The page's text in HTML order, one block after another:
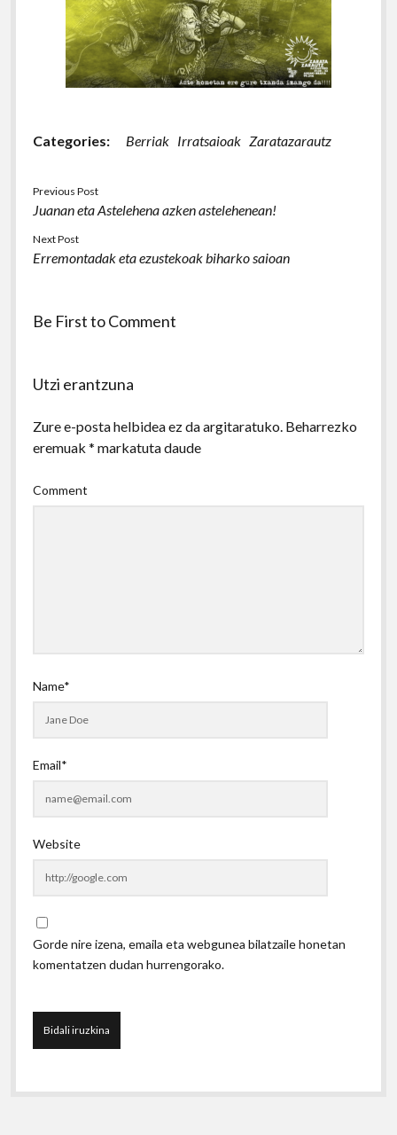
Categories: Berriak Irratsaioak Zaratazarautz
Previous Post
Juanan eta Astelehena azken astelehenean!
Next Post
Erremontadak eta ezustekoak biharko saioan
Be First to Comment
Utzi erantzuna
Zure e-posta helbidea ez da argitaratuko. Beharrezko
eremuak * markatuta daude
Comment
Name*
Email*
Website
Gorde nire izena, emaila eta webgunea bilatzaile honetan
komentatzen dudan hurrengorako.